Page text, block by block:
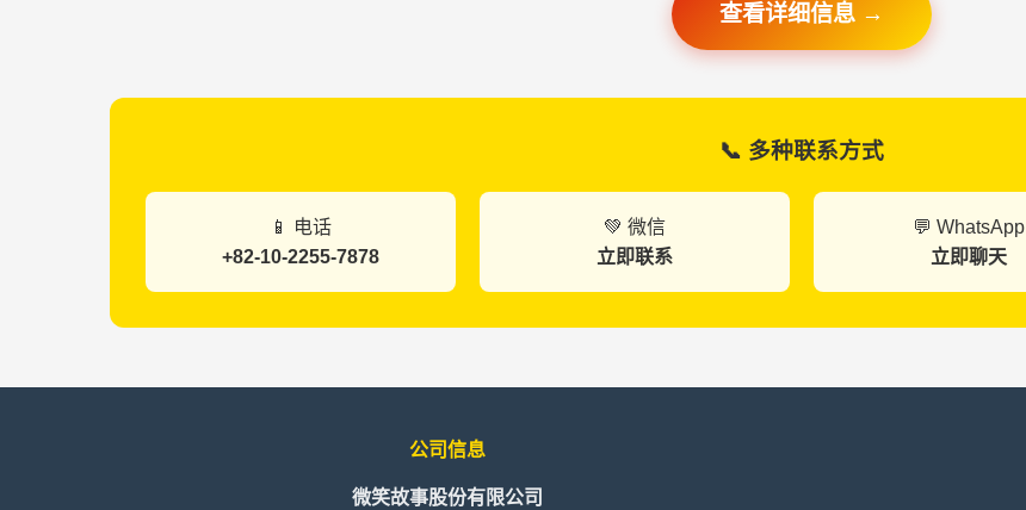
查看详细信息 →
📞 多种联系方式
📱 电话
+82-10-2255-7878
💚 微信
立即联系
💬 WhatsApp
立即聊天
公司信息
微笑故事股份有限公司